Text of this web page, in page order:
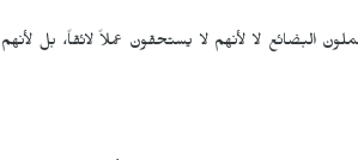
لا لأنهم لا يستحقون عملاً لائقاً، بل لأنهم